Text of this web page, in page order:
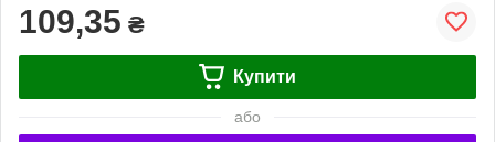
109,35 ₴
Купити
або